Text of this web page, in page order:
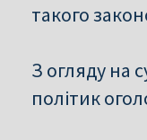
такого
З огляду на
політик